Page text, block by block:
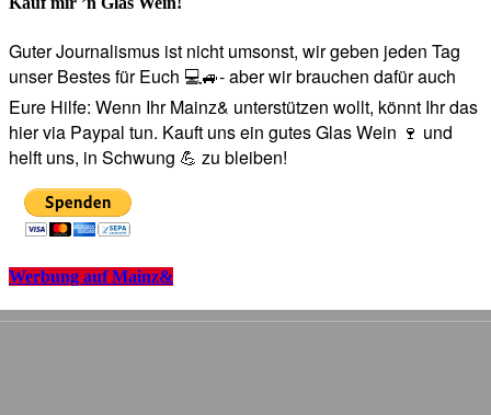
Guter Journalismus ist nicht umsonst, wir geben jeden Tag
unser Bestes für Euch 💻🚙- aber wir brauchen dafür auch
Eure Hilfe: Wenn Ihr Mainz& unterstützen wollt, könnt Ihr das
hier via Paypal tun. Kauft uns ein gutes Glas Wein 🍷 und
helft uns, in Schwung 💪 zu bleiben!
Werbung auf Mainz&